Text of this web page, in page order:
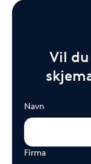
Vil
Navn
Firma